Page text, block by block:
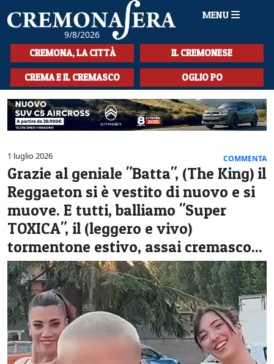
9/8/2026
MENU
HOME
CRONACA
SPORT
LA MUSICA
CULTURA
LA STORIA
SPETTACOLI
L'EDITORIALE
SEZIONI
CERCA
CREMONA, LA CITTÀ IL CREMONESE
CREMA E IL CREMASCO OGLIO PO
1 luglio 2026 COMMENTA
Grazie al geniale "Batta", (The King) il
Reggaeton si è vestito di nuovo e si
muove. E tutti, balliamo "Super
TOXICA", il (leggero e vivo)
tormentone estivo, assai cremasco...